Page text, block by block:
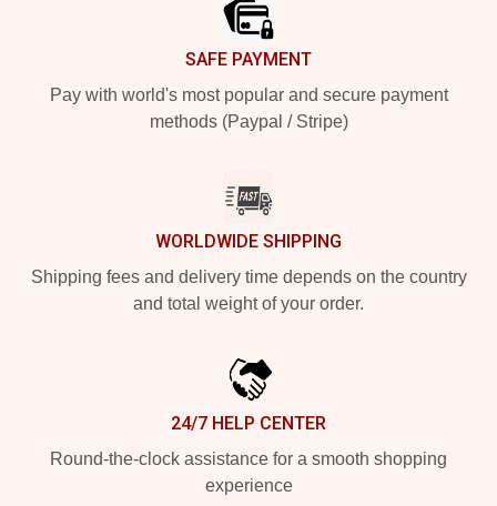
SAFE PAYMENT
Pay with world's most popular and secure payment
methods (Paypal / Stripe)
WORLDWIDE SHIPPING
Shipping fees and delivery time depends on the country
and total weight of your order.
24/7 HELP CENTER
Round-the-clock assistance for a smooth shopping
experience